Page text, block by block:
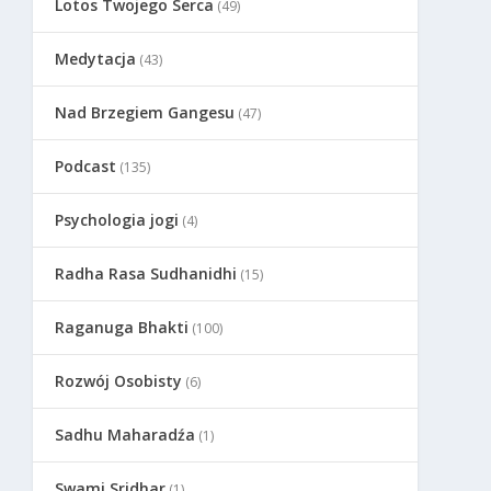
Lotos Twojego Serca (49)
Medytacja (43)
Nad Brzegiem Gangesu (47)
Podcast (135)
Psychologia jogi (4)
Radha Rasa Sudhanidhi (15)
Raganuga Bhakti (100)
Rozwój Osobisty (6)
Sadhu Maharadźa (1)